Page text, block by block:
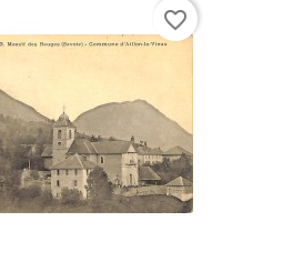
favorite_border